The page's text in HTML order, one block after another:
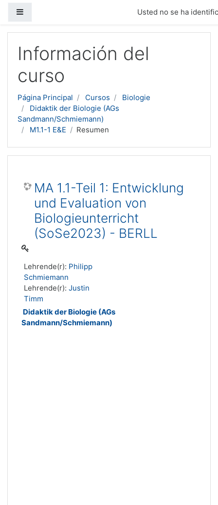
Usted no se ha
Información del
curso
Página Principal Cursos
Biologie
Didaktik der Biologie (AGs
Sandmann/Schmiemann)
M1.1-1 E&E
Resumen
MA 1.1-Teil 1: Entwicklung
und Evaluation von
Biologieunterricht
(SoSe2023) - BERLL
Lehrende(r): Philipp
Schmiemann
Lehrende(r): Justin
Timm
Didaktik der Biologie (AGs
Sandmann/Schmiemann)